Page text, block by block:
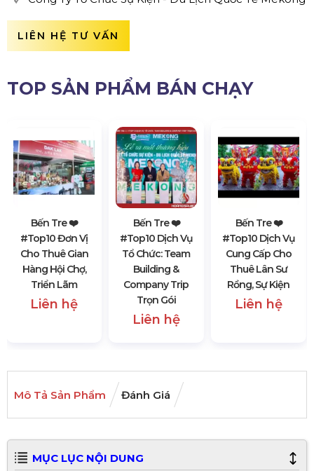
LIÊN HỆ TƯ VẤN
TOP SẢN PHẨM BÁN CHẠY
Bến Tre ❤️️
#top10 Đơn Vị
Cho Thuê Gian
Hàng Hội Chợ,
Triển Lãm
Liên hệ
Bến Tre ❤️️
#top10 Dịch Vụ
Tổ Chức: Team
Building &
Company Trip
Trọn Gói
Liên hệ
Bến Tre ❤️️
#top10 Dịch Vụ
Cung Cấp Cho
Thuê Lân Sư
Rồng, Sự Kiện
Liên hệ
Mô Tả Sản Phẩm Đánh Giá
MỤC LỤC NỘI DUNG